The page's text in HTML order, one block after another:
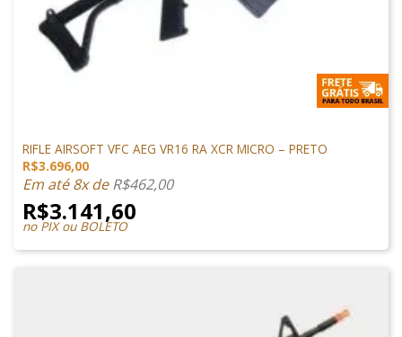
RIFLE AIRSOFT VFC AEG VR16 RA XCR MICRO – PRETO
R$3.696,00
Em até 8x deR$462,00
R$3.141,60
no PIX ou BOLETO